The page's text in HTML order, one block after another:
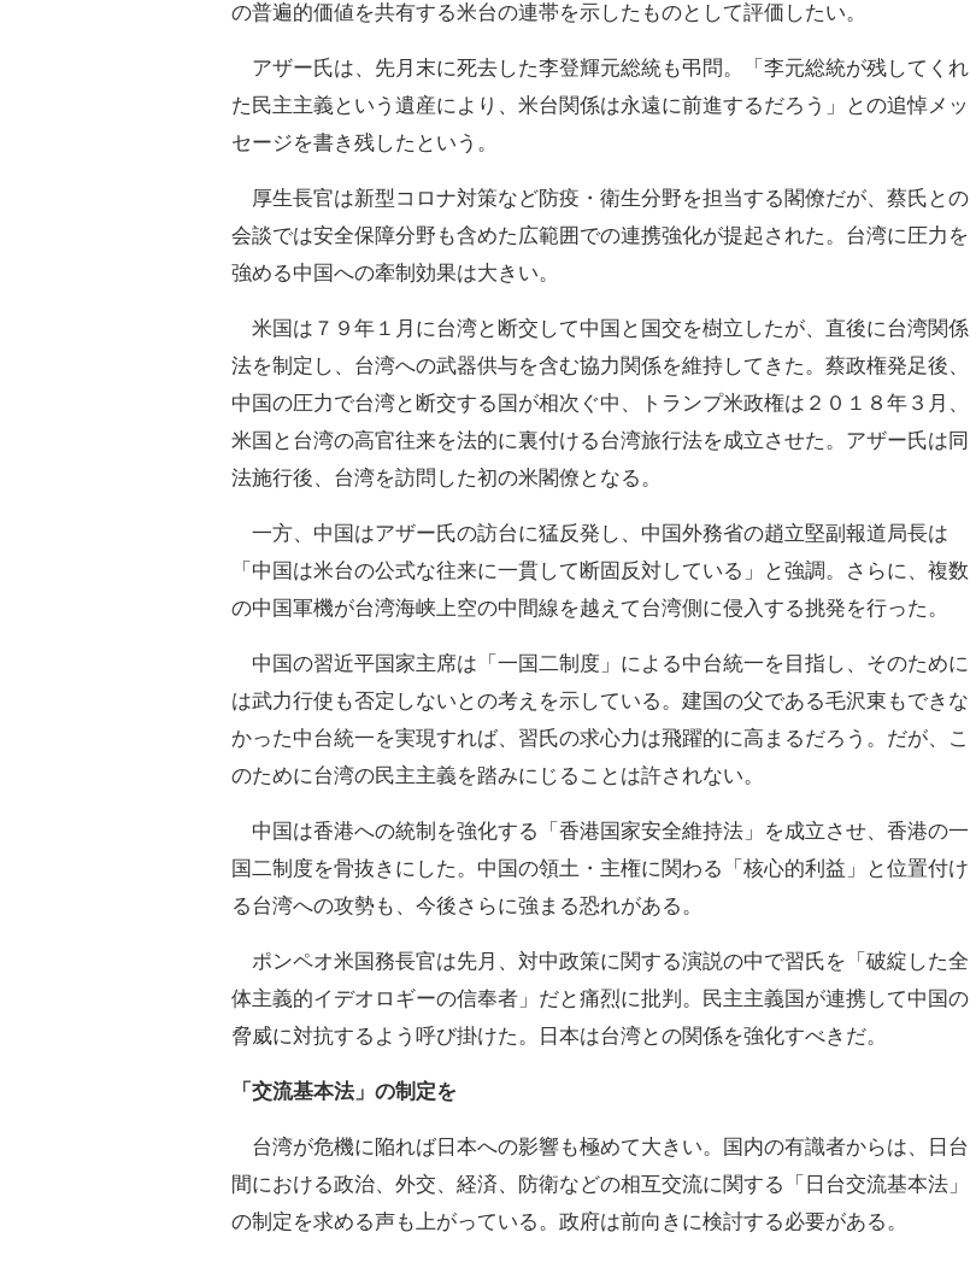
の普遍的価値を共有する米台の連帯を示したものとして評価したい。
アザー氏は、先月末に死去した李登輝元総統も弔問。「李元総統が残してくれ
た民主主義という遺産により、米台関係は永遠に前進するだろう」との追悼メッ
セージを書き残したという。
厚生長官は新型コロナ対策など防疫・衛生分野を担当する閣僚だが、蔡氏との
会談では安全保障分野も含めた広範囲での連携強化が提起された。台湾に圧力を
強める中国への牽制効果は大きい。
米国は７９年１月に台湾と断交して中国と国交を樹立したが、直後に台湾関係
法を制定し、台湾への武器供与を含む協力関係を維持してきた。蔡政権発足後、
中国の圧力で台湾と断交する国が相次ぐ中、トランプ米政権は２０１８年３月、
米国と台湾の高官往来を法的に裏付ける台湾旅行法を成立させた。アザー氏は同
法施行後、台湾を訪問した初の米閣僚となる。
一方、中国はアザー氏の訪台に猛反発し、中国外務省の趙立堅副報道局長は
「中国は米台の公式な往来に一貫して断固反対している」と強調。さらに、複数
の中国軍機が台湾海峡上空の中間線を越えて台湾側に侵入する挑発を行った。
中国の習近平国家主席は「一国二制度」による中台統一を目指し、そのために
は武力行使も否定しないとの考えを示している。建国の父である毛沢東もできな
かった中台統一を実現すれば、習氏の求心力は飛躍的に高まるだろう。だが、こ
のために台湾の民主主義を踏みにじることは許されない。
中国は香港への統制を強化する「香港国家安全維持法」を成立させ、香港の一
国二制度を骨抜きにした。中国の領土・主権に関わる「核心的利益」と位置付け
る台湾への攻勢も、今後さらに強まる恐れがある。
ポンペオ米国務長官は先月、対中政策に関する演説の中で習氏を「破綻した全
体主義的イデオロギーの信奉者」だと痛烈に批判。民主主義国が連携して中国の
脅威に対抗するよう呼び掛けた。日本は台湾との関係を強化すべきだ。
「交流基本法」の制定を
台湾が危機に陥れば日本への影響も極めて大きい。国内の有識者からは、日台
間における政治、外交、経済、防衛などの相互交流に関する「日台交流基本法」
の制定を求める声も上がっている。政府は前向きに検討する必要がある。